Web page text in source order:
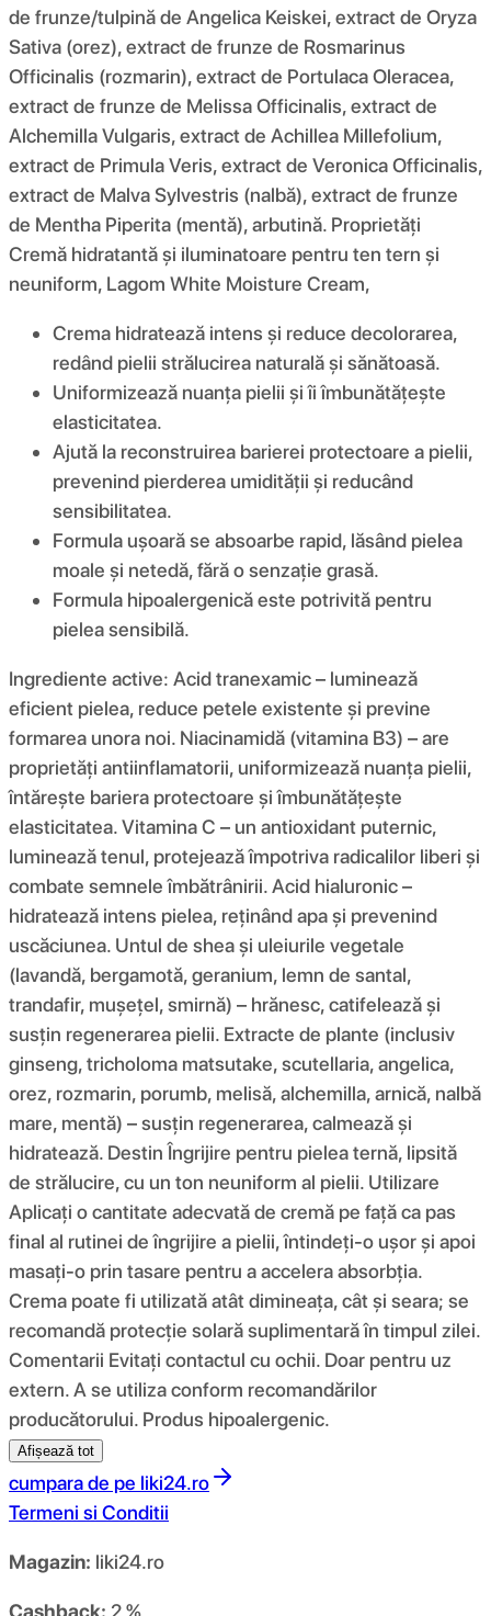
de frunze/tulpină de Angelica Keiskei, extract de Oryza
Sativa (orez), extract de frunze de Rosmarinus
Officinalis (rozmarin), extract de Portulaca Oleracea,
extract de frunze de Melissa Officinalis, extract de
Alchemilla Vulgaris, extract de Achillea Millefolium,
extract de Primula Veris, extract de Veronica Officinalis,
extract de Malva Sylvestris (nalbă), extract de frunze
de Mentha Piperita (mentă), arbutină. Proprietăți
Cremă hidratantă și iluminatoare pentru ten tern și
neuniform, Lagom White Moisture Cream,
Crema hidratează intens și reduce decolorarea,
redând pielii strălucirea naturală și sănătoasă.
Uniformizează nuanța pielii și îi îmbunătățește
elasticitatea.
Ajută la reconstruirea barierei protectoare a pielii,
prevenind pierderea umidității și reducând
sensibilitatea.
Formula ușoară se absoarbe rapid, lăsând pielea
moale și netedă, fără o senzație grasă.
Formula hipoalergenică este potrivită pentru
pielea sensibilă.
Ingrediente active: Acid tranexamic – luminează
eficient pielea, reduce petele existente și previne
formarea unora noi. Niacinamidă (vitamina B3) – are
proprietăți antiinflamatorii, uniformizează nuanța pielii,
întărește bariera protectoare și îmbunătățește
elasticitatea. Vitamina C – un antioxidant puternic,
luminează tenul, protejează împotriva radicalilor liberi și
combate semnele îmbătrânirii. Acid hialuronic –
hidratează intens pielea, reținând apa și prevenind
uscăciunea. Untul de shea și uleiurile vegetale
(lavandă, bergamotă, geranium, lemn de santal,
trandafir, mușețel, smirnă) – hrănesc, catifelează și
susțin regenerarea pielii. Extracte de plante (inclusiv
ginseng, tricholoma matsutake, scutellaria, angelica,
orez, rozmarin, porumb, melisă, alchemilla, arnică, nalbă
mare, mentă) – susțin regenerarea, calmează și
hidratează. Destin Îngrijire pentru pielea ternă, lipsită
de strălucire, cu un ton neuniform al pielii. Utilizare
Aplicați o cantitate adecvată de cremă pe față ca pas
final al rutinei de îngrijire a pielii, întindeți-o ușor și apoi
masați-o prin tasare pentru a accelera absorbția.
Crema poate fi utilizată atât dimineața, cât și seara; se
recomandă protecție solară suplimentară în timpul zilei.
Comentarii Evitați contactul cu ochii. Doar pentru uz
extern. A se utiliza conform recomandărilor
producătorului. Produs hipoalergenic.
Afișează tot
cumpara de pe liki24.ro
Termeni si Conditii
Magazin: liki24.ro
Cashback: 2 %